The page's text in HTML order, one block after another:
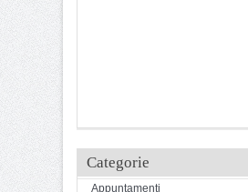
Categorie
Appuntamenti